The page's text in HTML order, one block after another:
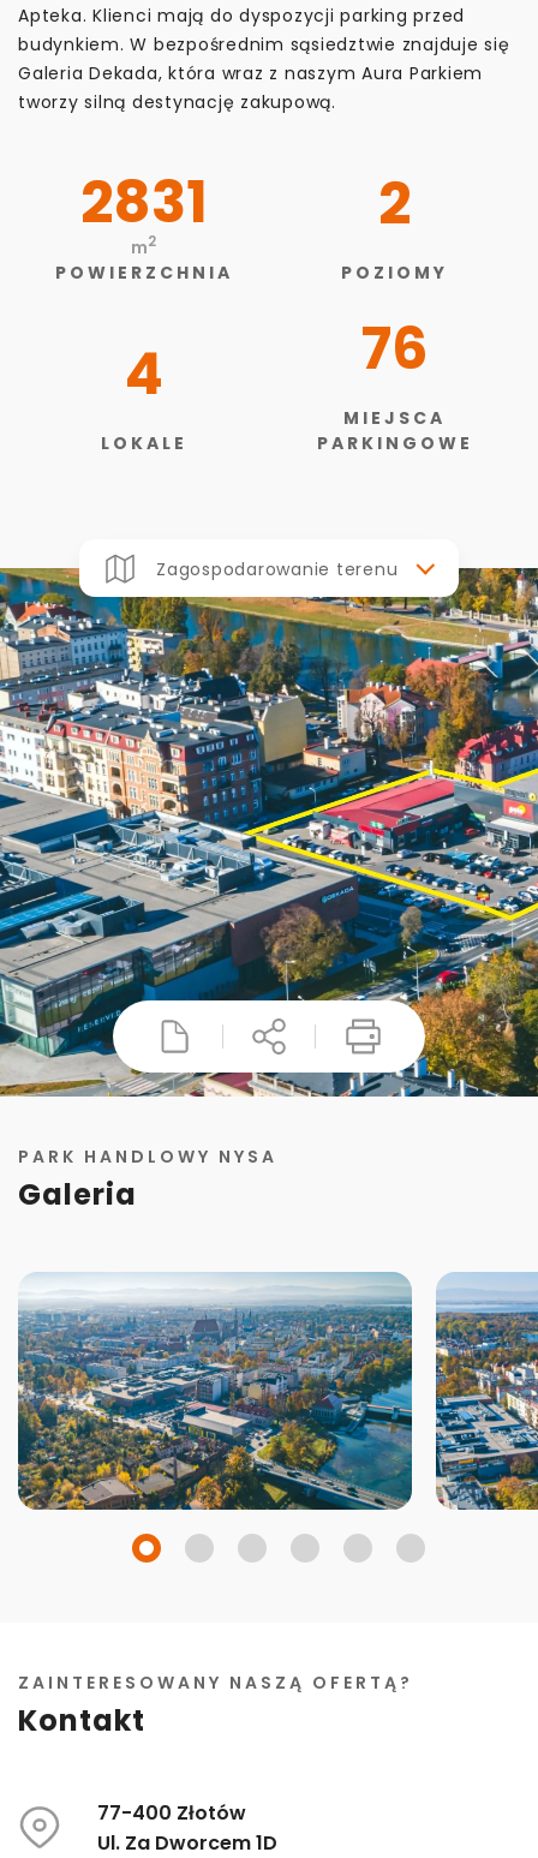
Apteka. Klienci mają do dyspozycji parking przed
budynkiem. W bezpośrednim sąsiedztwie znajduje się
Galeria Dekada, która wraz z naszym Aura Parkiem
tworzy silną destynację zakupową.
2831
m2
POWIERZCHNIA
2
POZIOMY
4
LOKALE
76
MIEJSCA
PARKINGOWE
Zagospodarowanie terenu
PARK HANDLOWY NYSA
Galeria
ZAINTERESOWANY NASZĄ OFERTĄ?
Kontakt
77-400 Złotów
Ul. Za Dworcem 1D